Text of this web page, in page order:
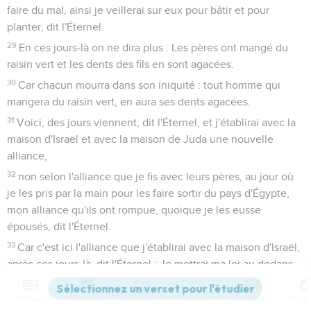
faire du mal, ainsi je veillerai sur eux pour bâtir et pour
planter, dit l'Éternel.
29 En ces jours-là on ne dira plus : Les pères ont mangé du
raisin vert et les dents des fils en sont agacées.
30 Car chacun mourra dans son iniquité : tout homme qui
mangera du raisin vert, en aura ses dents agacées.
31 Voici, des jours viennent, dit l'Éternel, et j'établirai avec la
maison d'Israël et avec la maison de Juda une nouvelle
alliance,
32 non selon l'alliance que je fis avec leurs pères, au jour où
je les pris par la main pour les faire sortir du pays d'Égypte,
mon alliance qu'ils ont rompue, quoique je les eusse
épousés, dit l'Éternel.
33 Car c'est ici l'alliance que j'établirai avec la maison d'Israël,
après ces jours-là, dit l'Éternel : Je mettrai ma loi au dedans
d'eux, et je l'écrirai sur leur coeur, et je serai leur Dieu, et ils
seront mon peuple ;
Versions Commentaires Strong